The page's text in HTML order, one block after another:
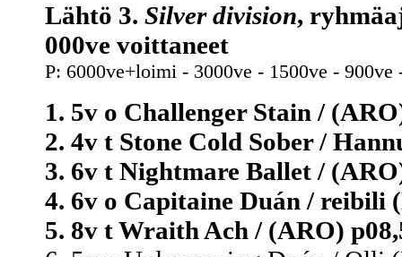
Lähtö 3. Silver division,
000ve voittaneet
P: 6000ve+loimi - 3000ve - 1500ve - 900ve
1. 5v o Challenger Stain /
2. 4v t Stone Cold Sober /
3. 6v t Nightmare Ballet /
4. 6v o Capitaine Duán / reibili
5. 8v t Wraith Ach / (ARO)